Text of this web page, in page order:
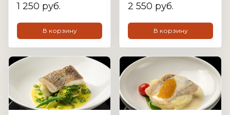
1 250 руб.
В корзину
2 550 руб.
В корзину